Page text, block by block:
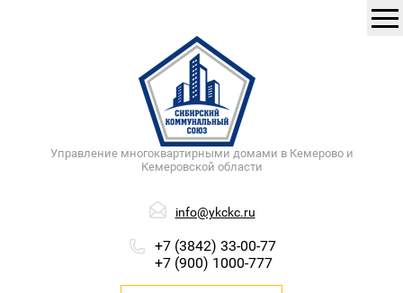
Управление многоквартирными домами в Кемерово и
Кемеровской области
info@ykckc.ru
+7 (3842) 33-00-77
+7 (900) 1000-777